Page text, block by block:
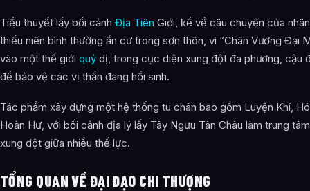
Công Pháp Tu Luyện
Thiết Lập Tác Phẩm
Thành Tích Giải Thưởng
Bài Viết Liên Quan
Câu Hỏi Thường Gặp
Đại Đạo Chi Thượng là ai?
Tiểu thuyết lấy bối cảnh Địa Tiên Giới, kể về câu chuyện của
thiếu niên bình thường ẩn cư trong sơn thôn, vì “Chân Vương Đại
vào một thế giới quỷ dị, trong cục diện xung đột đa phương, cậu
để bảo vệ các vị thần đang hồi sinh.
Tác phẩm xây dựng một hệ thống tu chân bao gồm Luyện Khí,
Hoàn Hư, với bối cảnh địa lý lấy Tây Ngưu Tân Châu làm trung
xung đột giữa nhiều thế lực.
TỔNG QUAN VỀ ĐẠI ĐẠO CHI THƯỢNG